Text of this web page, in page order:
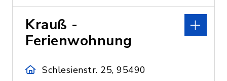
Krauß -
Ferienwohnung
Schlesienstr. 25, 95490